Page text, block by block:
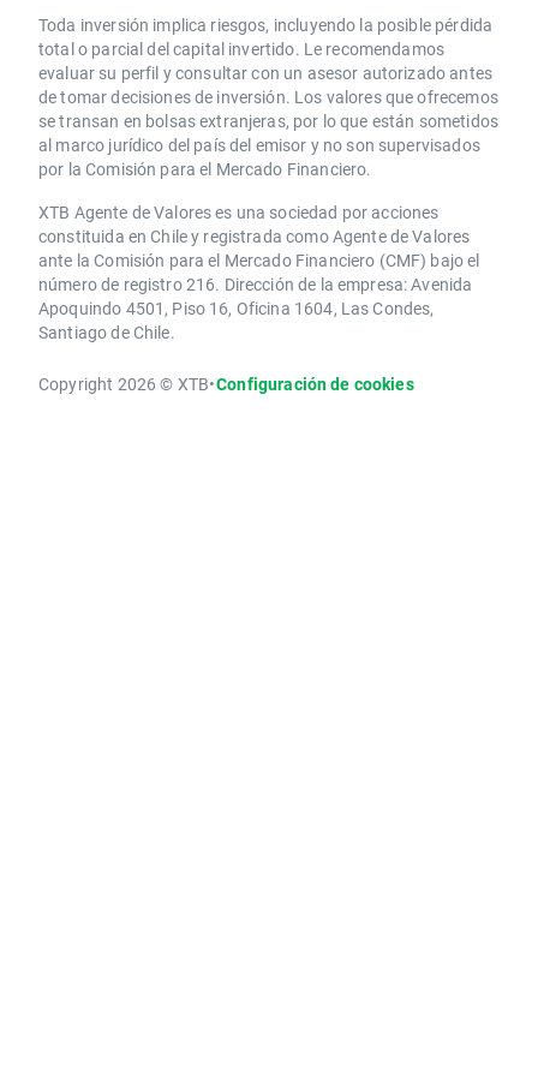
Toda inversión implica riesgos, incluyendo la posible pérdida
total o parcial del capital invertido. Le recomendamos
evaluar su perfil y consultar con un asesor autorizado antes
de tomar decisiones de inversión. Los valores que ofrecemos
se transan en bolsas extranjeras, por lo que están sometidos
al marco jurídico del país del emisor y no son supervisados
por la Comisión para el Mercado Financiero.
XTB Agente de Valores es una sociedad por acciones
constituida en Chile y registrada como Agente de Valores
ante la Comisión para el Mercado Financiero (CMF) bajo el
número de registro 216. Dirección de la empresa: Avenida
Apoquindo 4501, Piso 16, Oficina 1604, Las Condes,
Santiago de Chile.
Copyright 2026 © XTB•Configuración de cookies